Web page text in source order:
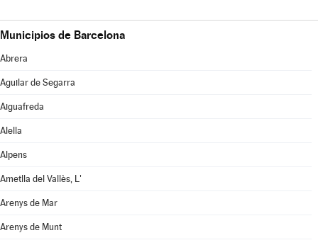
Municipios de Barcelona
Abrera
Aguilar de Segarra
Aiguafreda
Alella
Alpens
Ametlla del Vallès, L'
Arenys de Mar
Arenys de Munt